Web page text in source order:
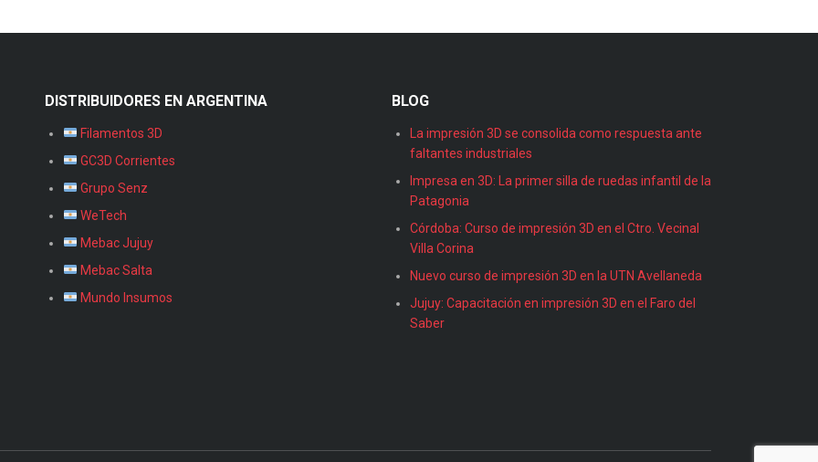
DISTRIBUIDORES EN ARGENTINA
Filamentos 3D
GC3D Corrientes
Grupo Senz
WeTech
Mebac Jujuy
Mebac Salta
Mundo Insumos
BLOG
La impresión 3D se consolida como respuesta ante
faltantes industriales
Impresa en 3D: La primer silla de ruedas infantil de la
Patagonia
Córdoba: Curso de impresión 3D en el Ctro. Vecinal
Villa Corina
Nuevo curso de impresión 3D en la UTN Avellaneda
Jujuy: Capacitación en impresión 3D en el Faro del
Saber